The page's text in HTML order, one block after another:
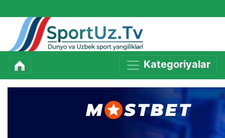
Kategoriyalar